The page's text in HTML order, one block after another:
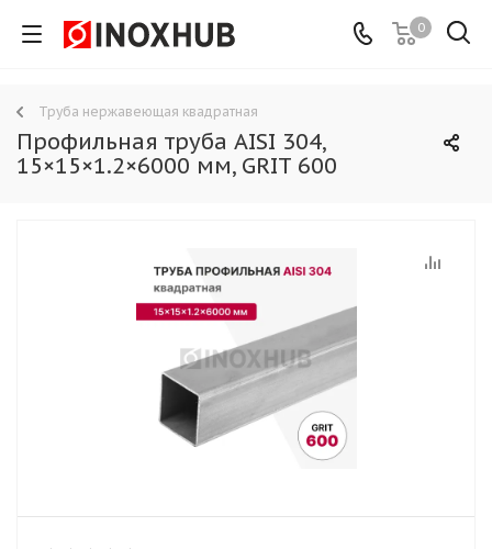
0
Труба нержавеющая квадратная
Профильная труба AISI 304,
15×15×1.2×6000 мм, GRIT 600